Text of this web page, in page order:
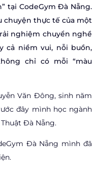
tại CodeGym Đà Nẵng.
chuyện thực tế của một
nghiệm chuyển nghề
cả niềm vui, nỗi buồn,
chỉ có mỗi “màu
Văn Đông, sinh năm
đây mình học ngành
Đà Nẵng.
Đà Nẵng mình đã